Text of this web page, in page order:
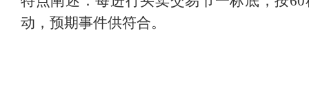
动，预期事件供符合。